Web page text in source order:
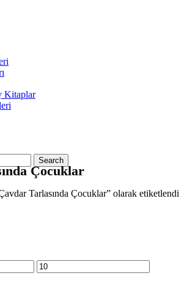
Kitaplar
Search
Çocuklar
Tarlasında Çocuklar” olarak etiketlendi
En
yüksek